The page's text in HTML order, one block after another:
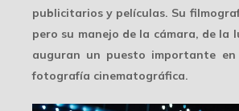
publicitarios y películas. Su
pero su manejo de la cámara, de la
auguran un puesto importante
fotografía cinematográfica.